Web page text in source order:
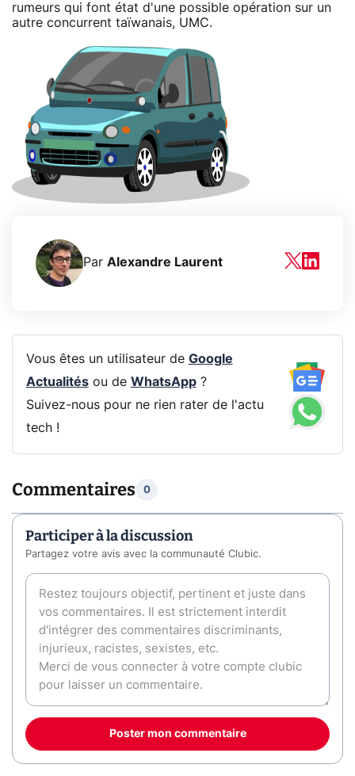
rumeurs qui font état d'une possible opération sur un
autre concurrent taïwanais, UMC.
Par Alexandre Laurent
Vous êtes un utilisateur de Google
Actualitésou de WhatsApp?
Suivez-nous pour ne rien rater de l'actu
tech !
Commentaires 0
Participer à la discussion
Partagez votre avis avec la communauté Clubic.
Poster mon commentaire